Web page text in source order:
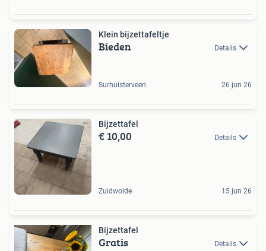
Klein bijzettafeltje
Bieden Details
Surhuisterveen 26 jun 26
Bijzettafel
€ 10,00 Details
Zuidwolde 15 jun 26
Bijzettafel
Gratis Details